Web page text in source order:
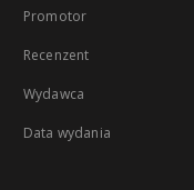
Promotor
Recenzent
Wydawca
Data wydania